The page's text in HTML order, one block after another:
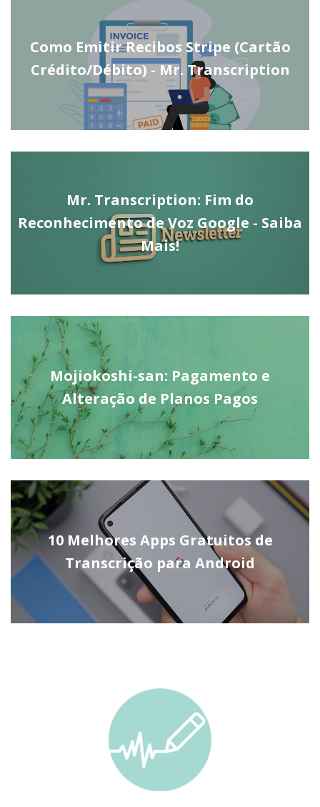
Como Emitir Recibos Stripe (Cartão
Crédito/Débito) - Mr. Transcription
Mr. Transcription: Fim do
Reconhecimento de Voz Google - Saiba
Mais!
Mojiokoshi-san: Pagamento e
Alteração de Planos Pagos
10 Melhores Apps Gratuitos de
Transcrição para Android